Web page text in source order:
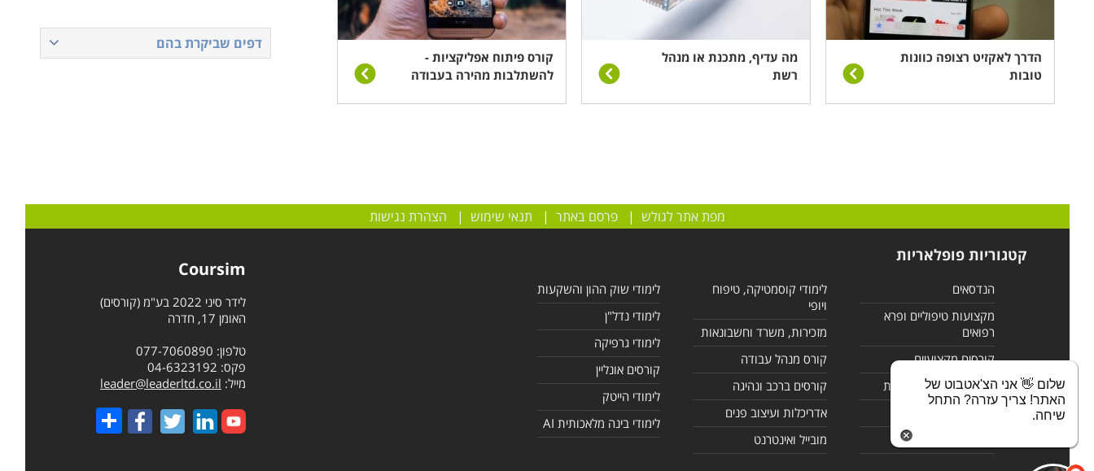
הדרך לאקזיט רצופה כוונות
טובות
מה עדיף, מתכנת או מנהל
רשת
קורס פיתוח אפליקציות -
להשתלבות מהירה בעבודה
דפים שביקרת בהם
מפת אתר לגולש |פרסם באתר | תנאי שימוש | הצהרת נגישות
קטגוריות פופלאריות
הנדסאים
מקצועות טיפוליים ופרא
רפואים
קורסים מקצועיים
לימודי מחשבים ורשתות
לימודי קוסמטיקה, טיפוח
ויופי
מזכירות, משרד וחשבונאות
קורס מנהל עבודה
קורסים ברכב ונהיגה
אדריכלות ועיצוב פנים
מובייל ואינטרנט
לימודי שוק ההון והשקעות
לימודי נדל"ן
לימודי גרפיקה
קורסים אונליין
לימודי הייטק
לימודי בינה מלאכותית AI
Coursim
לידר סיני 2022 בע"מ (קורסים)
האומן 17, חדרה
טלפון: 077-7060890
פקס: 04-6323192
מייל: leader@leaderltd.co.il
Share
שלום 👋 אני הצ'אטבוט של
האתר! צריך עזרה? התחל
שיחה.